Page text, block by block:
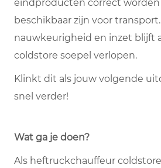
eindproducten correct
beschikbaar zijn voor
nauwkeurigheid en inzet blijft
coldstore soepel verlopen.
Klinkt dit als jouw volgende
snel verder!
Wat ga je doen?
Als heftruckchauffeur